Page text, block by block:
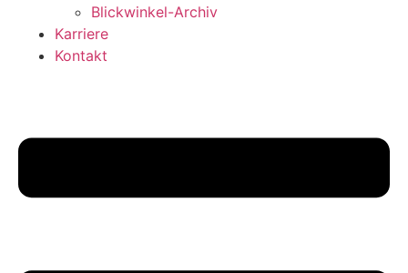
Blickwinkel-Archiv
Karriere
Kontakt